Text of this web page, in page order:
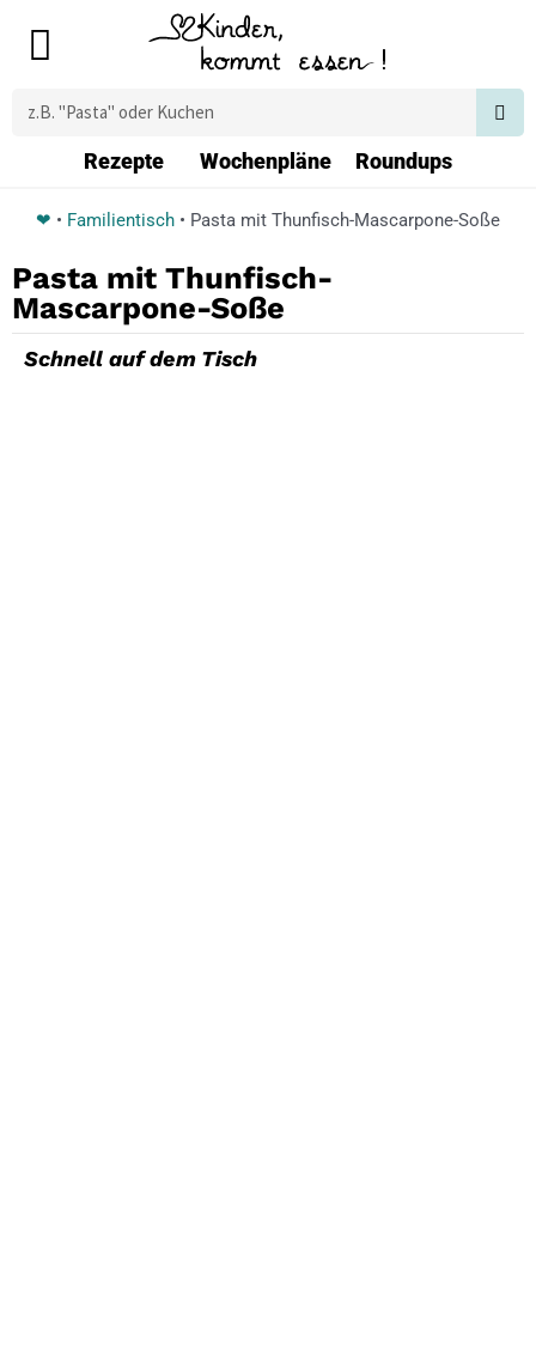
Main
Suche
Rezepte Wochenpläne Roundups
❤ • Familientisch • Pasta mit Thunfisch-Mascarpone-Soße
Pasta mit Thunfisch-
Mascarpone-Soße
Schnell auf dem Tisch